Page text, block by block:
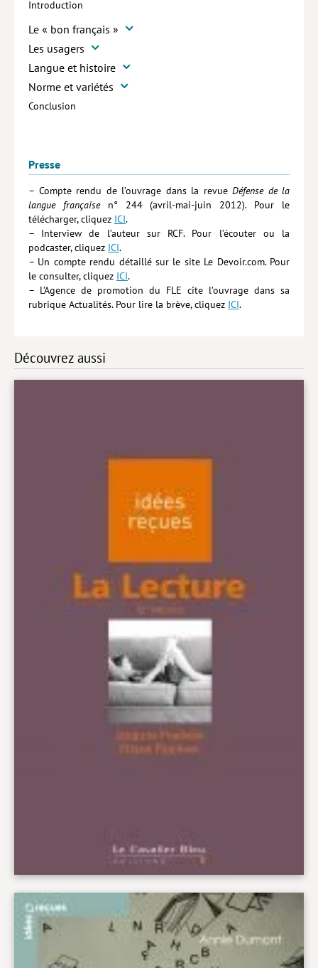
Introduction
Le « bon français »
Les usagers
Langue et histoire
Norme et variétés
Conclusion
Presse
– Compte rendu de l’ouvrage dans la revue Défense de la
langue françaisen° 244 (avril-mai-juin 2012). Pour le
télécharger, cliquez ICI.
– Interview de l’auteur sur RCF. Pour l’écouter ou la
podcaster, cliquez ICI.
– Un compte rendu détaillé sur le site Le Devoir.com. Pour
le consulter, cliquez ICI.
– L’Agence de promotion du FLE cite l’ouvrage dans sa
rubrique Actualités. Pour lire la brève, cliquez ICI.
Découvrez aussi